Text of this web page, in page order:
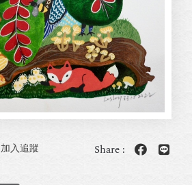
加入追蹤 Share :